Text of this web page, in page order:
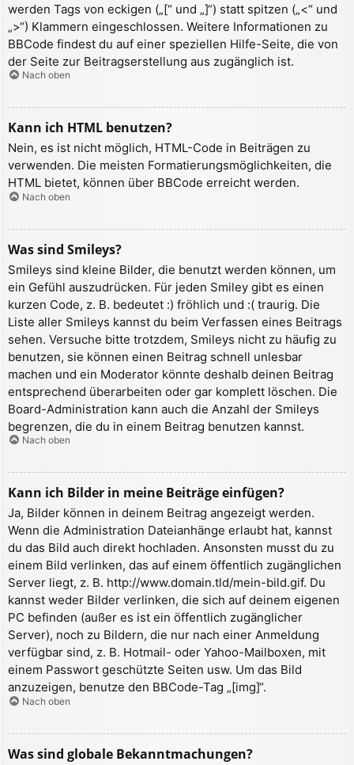
werden Tags von eckigen („[“ und „]“) statt spitzen („<“ und
„>“) Klammern eingeschlossen. Weitere Informationen zu
BBCode findest du auf einer speziellen Hilfe-Seite, die von
der Seite zur Beitragserstellung aus zugänglich ist.
Nach oben
Kann ich HTML benutzen?
Nein, es ist nicht möglich, HTML-Code in Beiträgen zu
verwenden. Die meisten Formatierungsmöglichkeiten, die
HTML bietet, können über BBCode erreicht werden.
Nach oben
Was sind Smileys?
Smileys sind kleine Bilder, die benutzt werden können, um
ein Gefühl auszudrücken. Für jeden Smiley gibt es einen
kurzen Code, z. B. bedeutet :) fröhlich und :( traurig. Die
Liste aller Smileys kannst du beim Verfassen eines Beitrags
sehen. Versuche bitte trotzdem, Smileys nicht zu häufig zu
benutzen, sie können einen Beitrag schnell unlesbar
machen und ein Moderator könnte deshalb deinen Beitrag
entsprechend überarbeiten oder gar komplett löschen. Die
Board-Administration kann auch die Anzahl der Smileys
begrenzen, die du in einem Beitrag benutzen kannst.
Nach oben
Kann ich Bilder in meine Beiträge einfügen?
Ja, Bilder können in deinem Beitrag angezeigt werden.
Wenn die Administration Dateianhänge erlaubt hat, kannst
du das Bild auch direkt hochladen. Ansonsten musst du zu
einem Bild verlinken, das auf einem öffentlich zugänglichen
Server liegt, z. B. http://www.domain.tld/mein-bild.gif. Du
kannst weder Bilder verlinken, die sich auf deinem eigenen
PC befinden (außer es ist ein öffentlich zugänglicher
Server), noch zu Bildern, die nur nach einer Anmeldung
verfügbar sind, z. B. Hotmail- oder Yahoo-Mailboxen, mit
einem Passwort geschützte Seiten usw. Um das Bild
anzuzeigen, benutze den BBCode-Tag „[img]“.
Nach oben
Was sind globale Bekanntmachungen?